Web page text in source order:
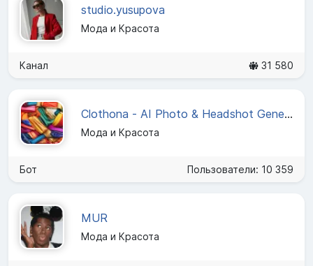
studio.yusupova
Мода и Красота
Канал 31 580
Clothona - AI Photo & Headshot Generator
Мода и Красота
Бот Пользователи: 10 359
MUR
Мода и Красота